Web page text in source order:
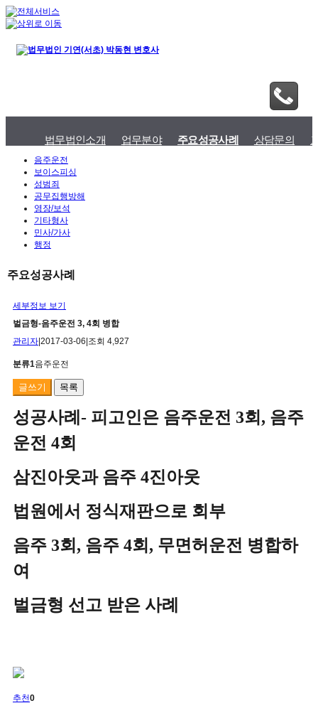
법무법인소개 업무분야 주요성공사례 상담문의
음주운전
보이스피싱
성범죄
공무집행방해
영장/보석
기타형사
민사/가사
행정
주요성공사례
세부정보 보기
벌금형-음주운전 3, 4회 병합
관리자 2017-03-06 조회 4,927
분류1음주운전
글쓰기 목록
성공사례- 피고인은 음주운전 3회, 음주
운전 4회
삼진아웃과 음주 4진아웃
법원에서 정식재판으로 회부
음주 3회, 음주 4회, 무면허운전 병합하
여
벌금형 선고 받은 사례
추천0